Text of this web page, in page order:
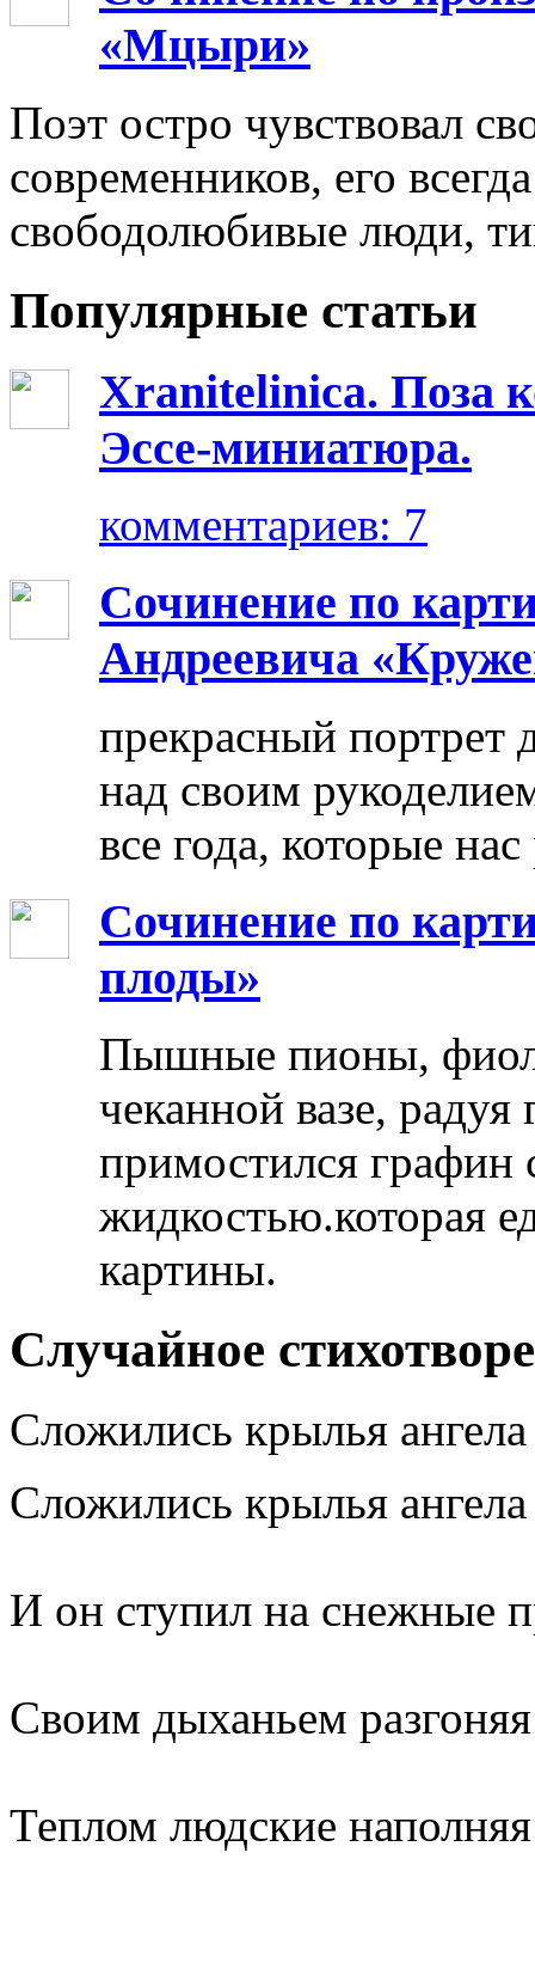
«Мцыри»
Поэт остро чувствовал
современников, его
свободолюбивые люди,
Популярные статьи
Xranitelinica. Поза
Эссе-миниатюра.
комментариев: 7
Сочинение по
Андреевича
прекрасный портрет
над своим
все года, которые
Сочинение по
плоды»
Пышные пионы,
чеканной вазе,
примостился графин
жидкостью.которая
картины.
Случайное
Сложились крылья
Сложились крылья
И он ступил на снежные
Своим дыханьем
Теплом людские